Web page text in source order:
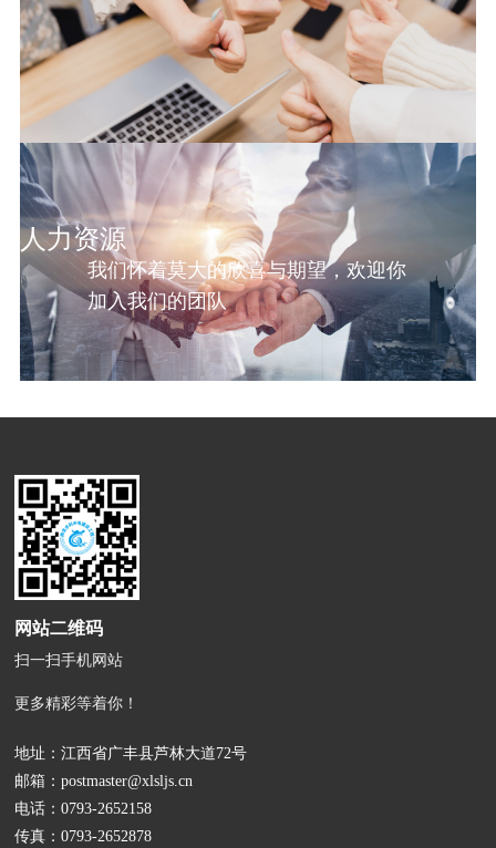
人力资源
我们怀着莫大的欣喜与期望，欢迎你
加入我们的团队
网站二维码
扫一扫手机网站
更多精彩等着你！
地址：江西省广丰县芦林大道72号
邮箱：postmaster@xlsljs.cn
电话：0793-2652158
传真：0793-2652878